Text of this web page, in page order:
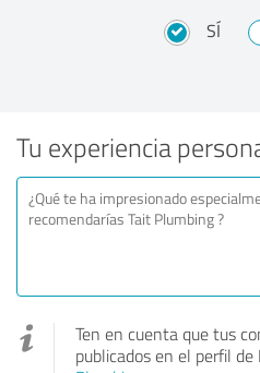
SÍ
Tu experiencia
Ten en cuenta que tus
publicados en el perfil